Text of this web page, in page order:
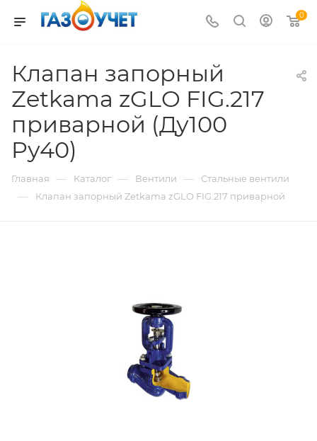
0
Клапан запорный
Zetkama zGLO FIG.217
приварной (Ду100
Pу40)
Главная — Каталог — Вентили — Стальные вентили
— Клапан запорный Zetkama zGLO FIG.217 приварной